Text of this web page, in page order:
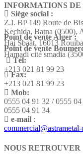
INFORMATIONS
Siège social :
Z.I. BP 149 Route de
Kechida, Batna (0500),
Point de vente Alger :
Hai Sbaât, 16013
Point de vente
Hamadi cité smadia
Tél:
+213 021 81 99 23
Fax:
+213 021 81 99 23
Mob:
0555 04 91 32 / 0555
0555 04 91 34
e-mail :
NOUS RETROUVER